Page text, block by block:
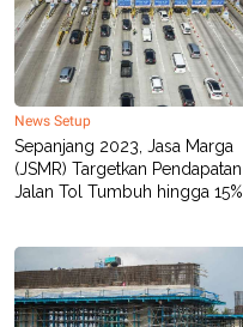
S
I
N
G
K
G
M
E
D
I
D
News Setup
Sepanjang 2023, Jasa Marga
(JSMR) Targetkan Pendapatan
Jalan Tol Tumbuh hingga 15%